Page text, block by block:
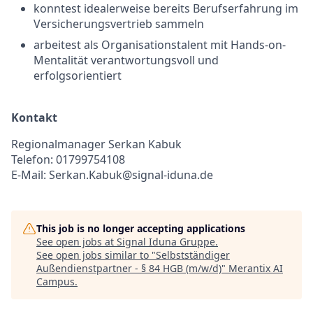
konntest idealerweise bereits Berufserfahrung im
Versicherungsvertrieb sammeln
arbeitest als Organisationstalent mit Hands-on-
Mentalität verantwortungsvoll und
erfolgsorientiert
Kontakt
Regionalmanager Serkan Kabuk
Telefon: 01799754108
E-Mail: Serkan.Kabuk@signal-iduna.de
This job is no longer accepting applications
See open jobs at Signal Iduna Gruppe.
See open jobs similar to "Selbstständiger
Außendienstpartner - § 84 HGB (m/w/d)" Merantix AI
Campus.